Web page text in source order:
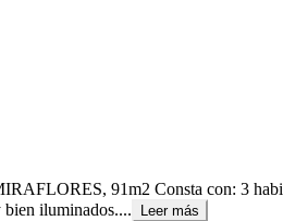
91m2 Consta con: 3
bien iluminados....
Leer más